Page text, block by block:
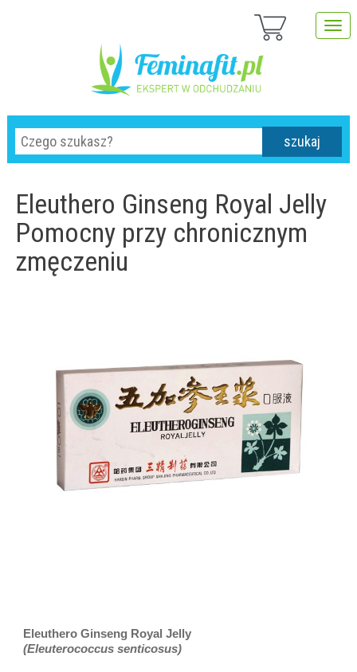
szukaj
Eleuthero Ginseng Royal Jelly
Pomocny przy chronicznym
zmęczeniu
Eleuthero Ginseng Royal Jelly
(Eleuterococcus senticosus)